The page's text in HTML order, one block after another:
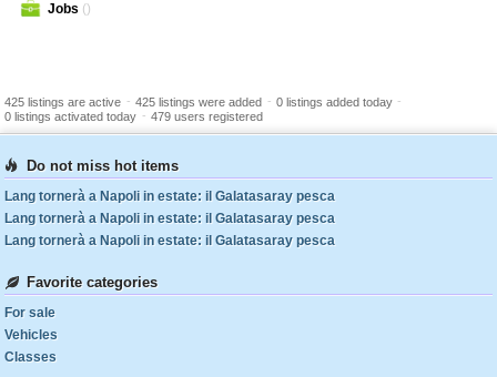
Jobs ()
425 listings are active - 425 listings were added - 0 listings added today -
0 listings activated today - 479 users registered
Do not miss hot items
Lang tornerà a Napoli in estate: il Galatasaray pesca
Lang tornerà a Napoli in estate: il Galatasaray pesca
Lang tornerà a Napoli in estate: il Galatasaray pesca
Favorite categories
For sale
Vehicles
Classes